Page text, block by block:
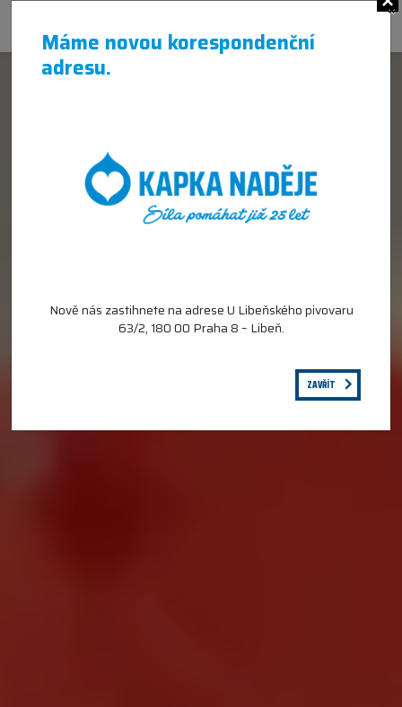
Máme novou korespondenční
adresu.
×
Nově nás zastihnete na adrese U Libeňského pivovaru
63/2, 180 00 Praha 8 – Libeň.
ZAVŘÍT